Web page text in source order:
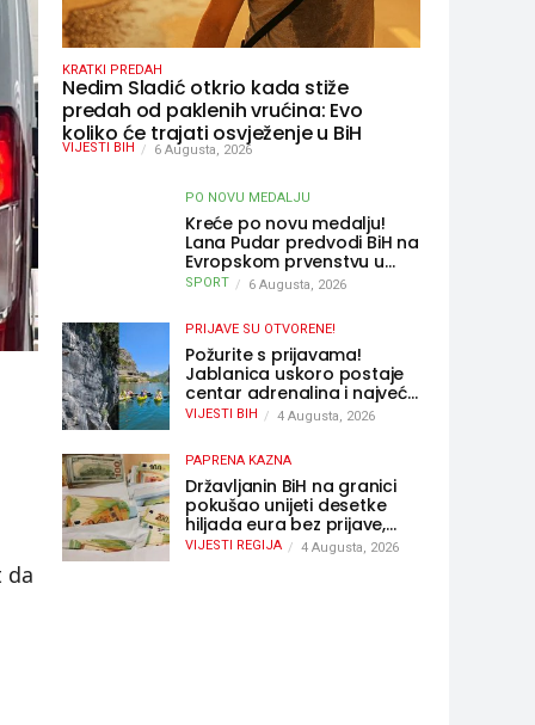
da
KRATKI PREDAH
Nedim Sladić otkrio kada stiže
predah od paklenih vrućina: Evo
koliko će trajati osvježenje u BiH
VIJESTI BIH 6 Augusta, 2026
PO NOVU MEDALJU
Kreće po novu medalju!
Lana Pudar predvodi BiH na
Evropskom prvenstvu u
Parizu
SPORT 6 Augusta, 2026
PRIJAVE SU OTVORENE!
Požurite s prijavama!
Jablanica uskoro postaje
centar adrenalina i najveće
outdoor avanture ovog
VIJESTI BIH 4 Augusta, 2026
PAPRENA KAZNA
Državljanin BiH na granici
pokušao unijeti desetke
hiljada eura bez prijave,
uslijedila “paprena” kazna
VIJESTI REGIJA 4 Augusta, 2026